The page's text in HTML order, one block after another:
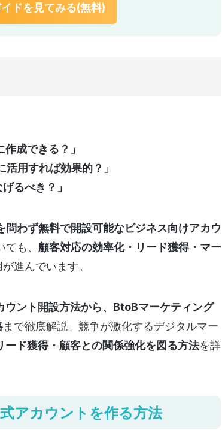
ドを見てみる(無料)
について
成できる？」
用すれば効果的？」
るべき？」
問わず無料で開設可能なビジネス向けアカウ
も、 顧客対応の効率化・リード獲得・マー
進んでいます。
ウント開設方法から、BtoBマーケティング
まで徹底解説。競争が激化するデジタルマー
ード獲得・顧客との関係強化を図る方法を詳
アカウントを作る方法